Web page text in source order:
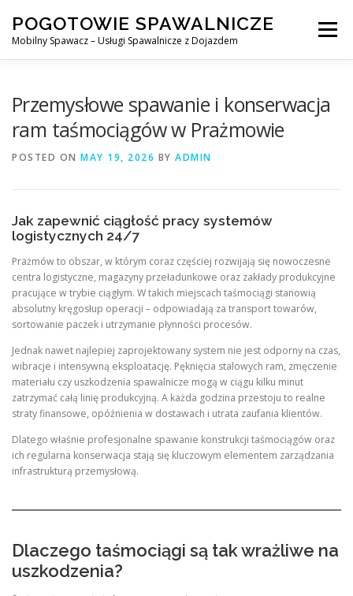
content
POGOTOWIE SPAWALNICZE
Mobilny Spawacz – Usługi Spawalnicze z Dojazdem
Menu
Przemysłowe spawanie i konserwacja
ram taśmociągów w Prażmowie
POSTED ON MAY 19, 2026 BY ADMIN
Jak zapewnić ciągłość pracy systemów
logistycznych 24/7
Prażmów to obszar, w którym coraz częściej rozwijają się nowoczesne
centra logistyczne, magazyny przeładunkowe oraz zakłady produkcyjne
pracujące w trybie ciągłym. W takich miejscach taśmociągi stanowią
absolutny kręgosłup operacji – odpowiadają za transport towarów,
sortowanie paczek i utrzymanie płynności procesów.
Jednak nawet najlepiej zaprojektowany system nie jest odporny na czas,
wibracje i intensywną eksploatację. Pęknięcia stalowych ram, zmęczenie
materiału czy uszkodzenia spawalnicze mogą w ciągu kilku minut
zatrzymać całą linię produkcyjną. A każda godzina przestoju to realne
straty finansowe, opóźnienia w dostawach i utrata zaufania klientów.
Dlatego właśnie profesjonalne spawanie konstrukcji taśmociągów oraz
ich regularna konserwacja stają się kluczowym elementem zarządzania
infrastrukturą przemysłową.
Dlaczego taśmociągi są tak wrażliwe na
uszkodzenia?